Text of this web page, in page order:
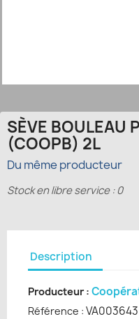
SÈVE BOULEAU
(COOPB) 2L
Du même producteur
Stock en libre service : 0
Description
Producteur :
Référence : VA003643